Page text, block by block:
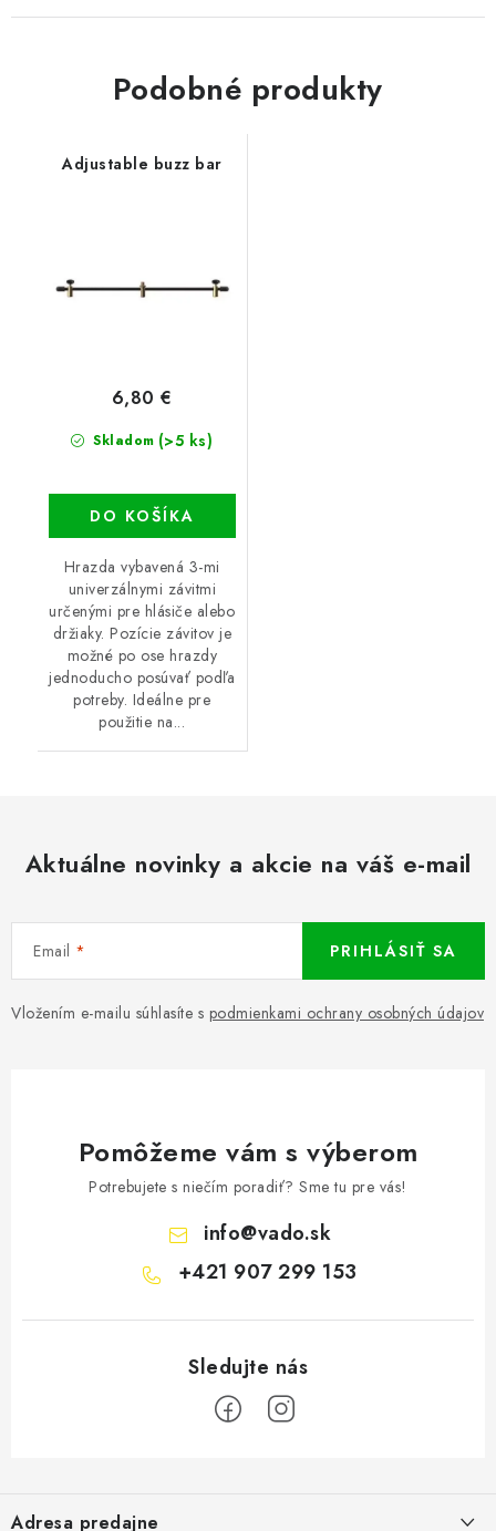
Podobné produkty
Adjustable buzz bar
Skladom (>5 ks)
6,80 €
DO KOŠÍKA
Hrazda vybavená 3-mi
univerzálnymi závitmi
určenými pre hlásiče alebo
držiaky. Pozície závitov je
možné po ose hrazdy
jednoducho posúvať podľa
potreby. Ideálne pre
použitie na...
Aktuálne novinky a akcie na váš e-mail
Email
Vložením e-mailu súhlasíte s podmienkami ochrany osobných údajov
PRIHLÁSIŤ SA
Pomôžeme vám s výberom
Potrebujete s niečím poradiť? Sme tu pre vás!
info@vado.sk
+421 907 299 153
Adresa predajne